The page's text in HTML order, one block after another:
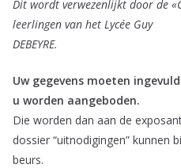
Dit wordt verwezenlijkt door de
leerlingen van het Lycée Guy
DEBEYRE.
Uw gegevens moeten
u worden aangeboden.
Die worden dan aan de
dossier “uitnodigingen” kunnen
beurs.